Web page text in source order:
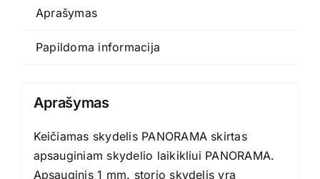
PANORAMA
Aprašymas
Papildoma informacija
Aprašymas
Keičiamas skydelis PANORAMA skirtas
apsauginiam skydelio laikikliui PANORAMA.
Apsauginis 1 mm. storio skydelis yra